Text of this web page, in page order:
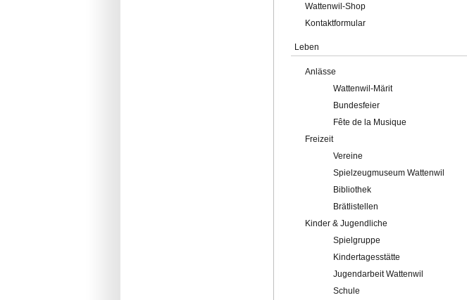
Wattenwil-Shop
Kontaktformular
Leben
Anlässe
Wattenwil-Märit
Bundesfeier
Fête de la Musique
Freizeit
Vereine
Spielzeugmuseum Wattenwil
Bibliothek
Brätlistellen
Kinder & Jugendliche
Spielgruppe
Kindertagesstätte
Jugendarbeit Wattenwil
Schule